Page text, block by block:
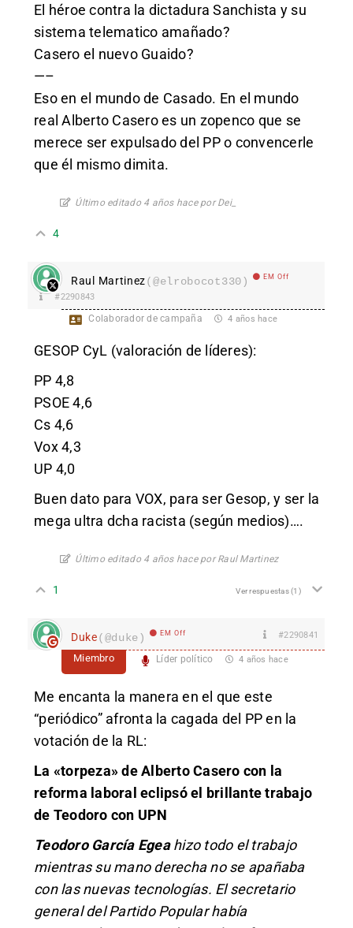
El héroe contra la dictadura Sanchista y su
sistema telematico amañado?
Casero el nuevo Guaido?
—–
Eso en el mundo de Casado. En el mundo
real Alberto Casero es un zopenco que se
merece ser expulsado del PP o convencerle
que él mismo dimita.
Último editado 4 años hace por Dei_
4
Raul Martinez(@elrobocot330) EM Off
#2290843
Colaborador de campaña 4 años hace
GESOP CyL (valoración de líderes):
PP 4,8
PSOE 4,6
Cs 4,6
Vox 4,3
UP 4,0
Buen dato para VOX, para ser Gesop, y ser la
mega ultra dcha racista (según medios)….
Último editado 4 años hace por Raul Martinez
1 Ver respuestas(1)
Duke(@duke) EM Off #2290841
Miembro Líder político 4 años hace
Me encanta la manera en el que este
“periódico” afronta la cagada del PP en la
votación de la RL:
La «torpeza» de Alberto Casero con la
reforma laboral eclipsó el brillante trabajo
de Teodoro con UPN
Teodoro García Egeahizo todo el trabajo
mientras su mano derecha no se apañaba
con las nuevas tecnologías. El secretario
general del Partido Popular había